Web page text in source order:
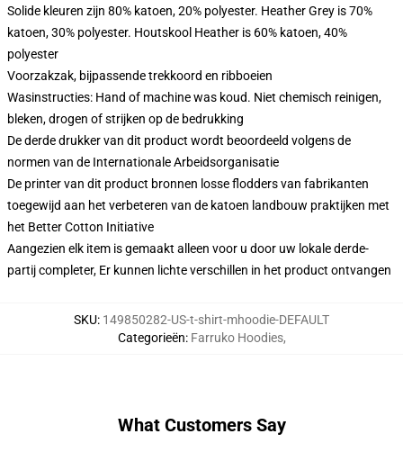
Solide kleuren zijn 80% katoen, 20% polyester. Heather Grey is 70%
katoen, 30% polyester. Houtskool Heather is 60% katoen, 40%
polyester
Voorzakzak, bijpassende trekkoord en ribboeien
Wasinstructies: Hand of machine was koud. Niet chemisch reinigen,
bleken, drogen of strijken op de bedrukking
De derde drukker van dit product wordt beoordeeld volgens de
normen van de Internationale Arbeidsorganisatie
De printer van dit product bronnen losse flodders van fabrikanten
toegewijd aan het verbeteren van de katoen landbouw praktijken met
het Better Cotton Initiative
Aangezien elk item is gemaakt alleen voor u door uw lokale derde-
partij completer, Er kunnen lichte verschillen in het product ontvangen
SKU: 149850282-US-t-shirt-mhoodie-DEFAULT
Categorieën: Farruko Hoodies,
What Customers Say